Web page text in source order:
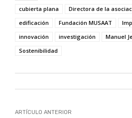
cubierta plana
Directora de la
edificación
Fundación MUSAAT
innovación
investigación
Manuel
Sostenibilidad
ARTÍCULO ANTERIOR